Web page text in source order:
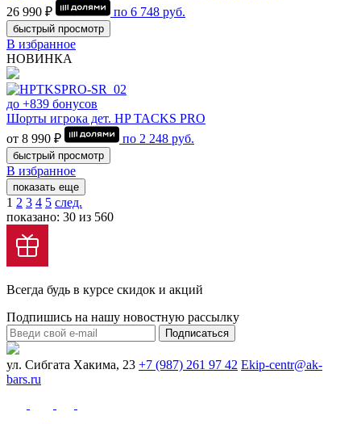
26 990 ₽
по 6 748 руб.
быстрый просмотр
В избранное
НОВИНКА
до +839 бонусов
Шорты игрока дет. HP TACKS PRO
от 8 990 ₽
по 2 248 руб.
быстрый просмотр
В избранное
показать еще
1 2 3 4 5 след.
показано: 30 из 560
Всегда будь в курсе скидок и акций
Подпишись на нашу новостную рассылку
Подписаться
ул. Сибгата Хакима, 23 +7 (987) 261 97 42 Ekip-centr@ak-
bars.ru